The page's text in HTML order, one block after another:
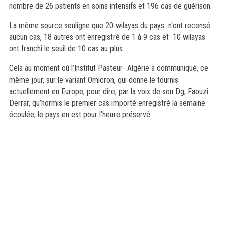
nombre de 26 patients en soins intensifs et 196 cas de guérison.
La même source souligne que 20 wilayas du pays n'ont recensé
aucun cas, 18 autres ont enregistré de 1 à 9 cas et 10 wilayas
ont franchi le seuil de 10 cas au plus.
Cela au moment où l’Institut Pasteur- Algérie a communiqué, ce
même jour, sur le variant Omicron, qui donne le tournis
actuellement en Europe, pour dire, par la voix de son Dg, Faouzi
Derrar, qu’hormis le premier cas importé enregistré la semaine
écoulée, le pays en est pour l’heure préservé.